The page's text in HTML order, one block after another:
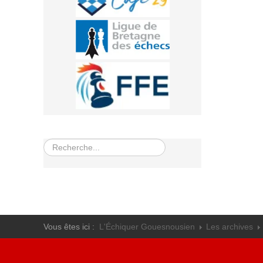
Rechercher
Vous êtes ici : L'Échiquer Gouesnousien Les archives